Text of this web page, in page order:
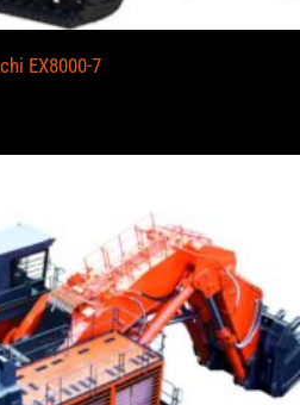
EX8000-7